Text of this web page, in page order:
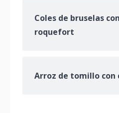
Coles de bruselas
roquefort
Arroz de tomillo con